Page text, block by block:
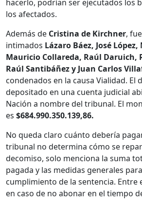
hacerlo, podrían ser ejecutados los
los afectados.
Además de Cristina de Kirchner,
intimados Lázaro Báez, José
Mauricio Collareda, Raúl Daruich,
Raúl Santibáñez y Juan Carlos
condenados en la causa Vialidad. El
depositado en una cuenta judicial
Nación a nombre del tribunal. El
es $684.990.350.139,86.
No queda claro cuánto debería
tribunal no determina cómo se
decomiso, solo menciona la suma
pagada y las medidas generales
cumplimiento de la sentencia. Entre
en caso de no abonar en el tiempo